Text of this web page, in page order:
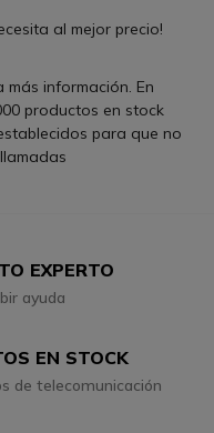
al mejor precio!
más información. En
productos en stock
para que no
EXPERTO
ayuda
EN STOCK
de telecomunicación